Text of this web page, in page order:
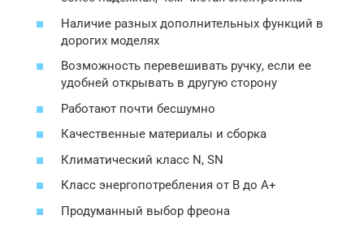
Наличие разных дополнительных функций в
дорогих моделях
Возможность перевешивать ручку, если ее
удобней открывать в другую сторону
Работают почти бесшумно
Качественные материалы и сборка
Климатический класс N, SN
Класс энергопотребления от В до А+
Продуманный выбор фреона